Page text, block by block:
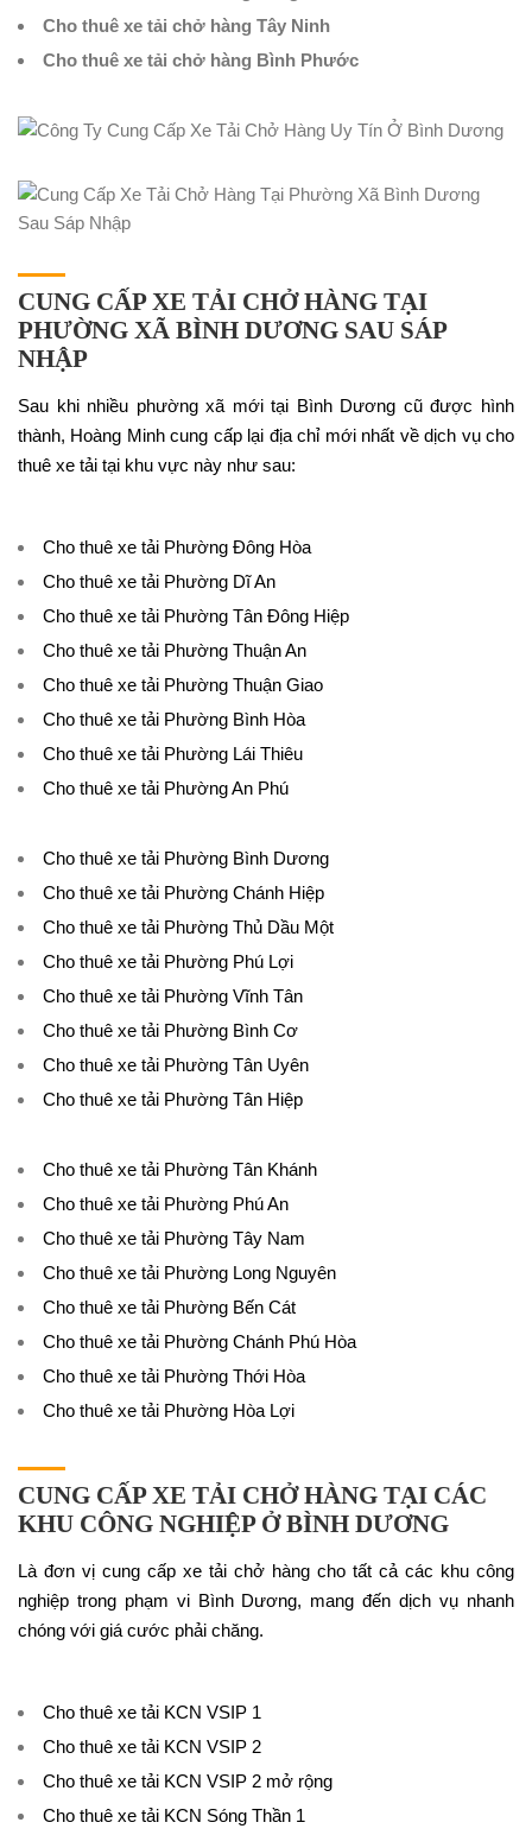
Cho thuê xe tải chở hàng Tây Ninh
Cho thuê xe tải chở hàng Bình Phước
CUNG CẤP XE TẢI CHỞ HÀNG TẠI
PHƯỜNG XÃ BÌNH DƯƠNG SAU SÁP
NHẬP
Sau khi nhiều phường xã mới tại Bình Dương cũ được hình
thành, Hoàng Minh cung cấp lại địa chỉ mới nhất về dịch vụ cho
thuê xe tải tại khu vực này như sau:
Cho thuê xe tải Phường Đông Hòa
Cho thuê xe tải Phường Dĩ An
Cho thuê xe tải Phường Tân Đông Hiệp
Cho thuê xe tải Phường Thuận An
Cho thuê xe tải Phường Thuận Giao
Cho thuê xe tải Phường Bình Hòa
Cho thuê xe tải Phường Lái Thiêu
Cho thuê xe tải Phường An Phú
Cho thuê xe tải Phường Bình Dương
Cho thuê xe tải Phường Chánh Hiệp
Cho thuê xe tải Phường Thủ Dầu Một
Cho thuê xe tải Phường Phú Lợi
Cho thuê xe tải Phường Vĩnh Tân
Cho thuê xe tải Phường Bình Cơ
Cho thuê xe tải Phường Tân Uyên
Cho thuê xe tải Phường Tân Hiệp
Cho thuê xe tải Phường Tân Khánh
Cho thuê xe tải Phường Phú An
Cho thuê xe tải Phường Tây Nam
Cho thuê xe tải Phường Long Nguyên
Cho thuê xe tải Phường Bến Cát
Cho thuê xe tải Phường Chánh Phú Hòa
Cho thuê xe tải Phường Thới Hòa
Cho thuê xe tải Phường Hòa Lợi
CUNG CẤP XE TẢI CHỞ HÀNG TẠI CÁC
KHU CÔNG NGHIỆP Ở BÌNH DƯƠNG
Là đơn vị cung cấp xe tải chở hàng cho tất cả các khu công
nghiệp trong phạm vi Bình Dương, mang đến dịch vụ nhanh
chóng với giá cước phải chăng.
Cho thuê xe tải KCN VSIP 1
Cho thuê xe tải KCN VSIP 2
Cho thuê xe tải KCN VSIP 2 mở rộng
Cho thuê xe tải KCN Sóng Thần 1